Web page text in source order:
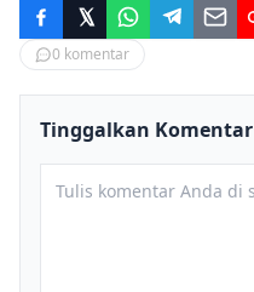
0 komentar
Tinggalkan Komentar